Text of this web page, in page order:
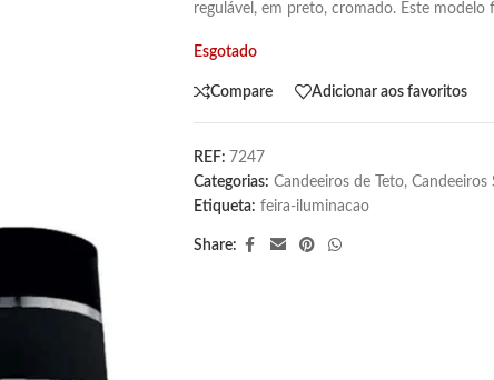
regulável, em preto, cromado. Este
Esgotado
Compare Adicionar aos favoritos
REF: 7247
Categorias: Candeeiros de Teto, Candeeiros
Etiqueta: feira-iluminacao
Share: